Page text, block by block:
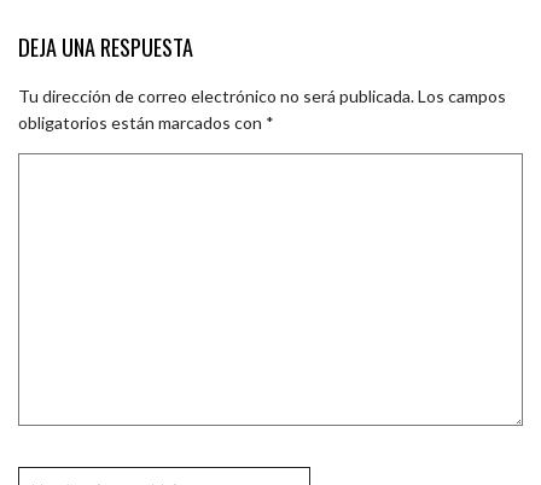
DEJA UNA RESPUESTA
Tu dirección de correo electrónico no será publicada.Los campos
obligatorios están marcados con *